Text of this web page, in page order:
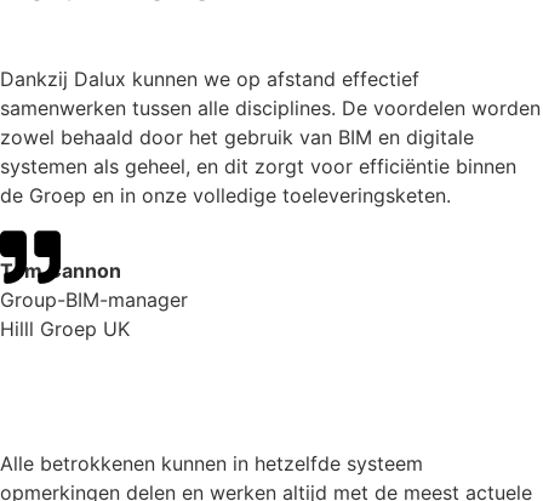
Dankzij Dalux kunnen we op afstand effectief
samenwerken tussen alle disciplines. De voordelen worden
zowel behaald door het gebruik van BIM en digitale
systemen als geheel, en dit zorgt voor efficiëntie binnen
de Groep en in onze volledige toeleveringsketen.
Tom Cannon
Group-BIM-manager
Hilll Groep UK
Alle betrokkenen kunnen in hetzelfde systeem
opmerkingen delen en werken altijd met de meest actuele